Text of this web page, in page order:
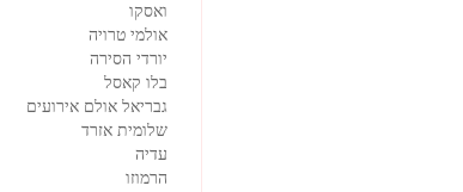
ואסקו
אולמי טרויה
יורדי הסירה
בלו קאסל
גבריאל אולם אירועים
שלומית אזרד
עדיה
הרמוזו